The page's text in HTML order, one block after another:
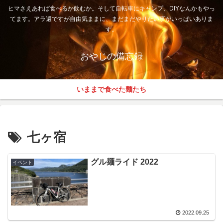
ヒマさえあれば食べるか飲むか。そして自転車にキャンプ、DIYなんかもやっ
てます。アラ還ですが自由気ままに、まだまだやりたい事がいっぱいありま
す。
おやじの備忘録
いままで食べた麺たち
七ヶ宿
イベント グル麺ライド 2022
2022.09.25